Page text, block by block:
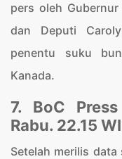
pers oleh
dan Deputi
penentu suku
Kanada.
7. BoC
Rabu. 22.15
Setelah merilis